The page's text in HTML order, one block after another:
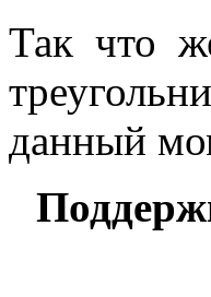
Так что
данный